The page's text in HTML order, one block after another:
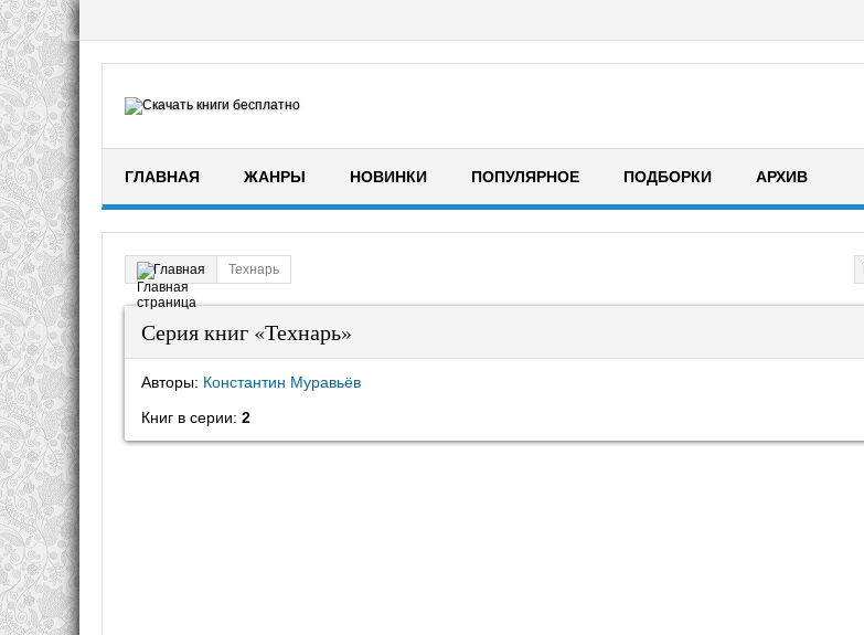
ГЛАВНАЯ ЖАНРЫ НОВИНКИ ПОПУЛЯРНОЕ ПОДБОРКИ АРХИВ
Главная Технарь
Серия книг «Технарь»
Авторы: Константин Муравьёв
Книг в серии: 2